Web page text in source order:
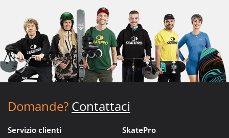
Domande? Contattaci
Servizio clienti SkatePro